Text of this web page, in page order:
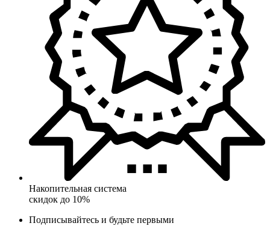
Накопительная система
скидок до 10%
Подписывайтесь и будьте первыми